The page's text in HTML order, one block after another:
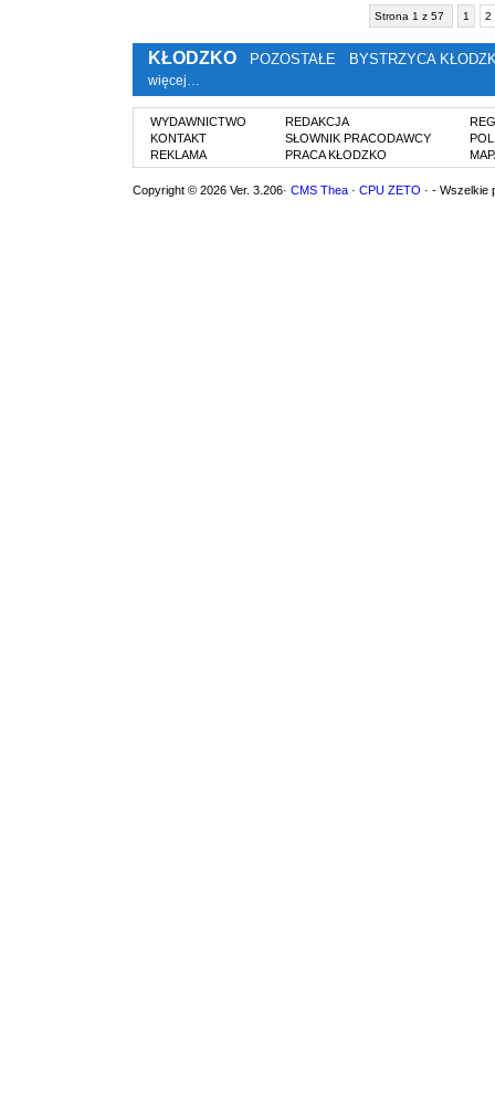
Strona 1 z 57 1 2
KŁODZKO POZOSTAŁE BYSTRZYCA
więcej…
WYDAWNICTWO
KONTAKT
REKLAMA
REDAKCJA
SŁOWNIK PRACODAWCY
PRACA KŁODZKO
Copyright © 2026 Ver. 3.206· CMS Thea · CPU ZETO · - Wszelkie